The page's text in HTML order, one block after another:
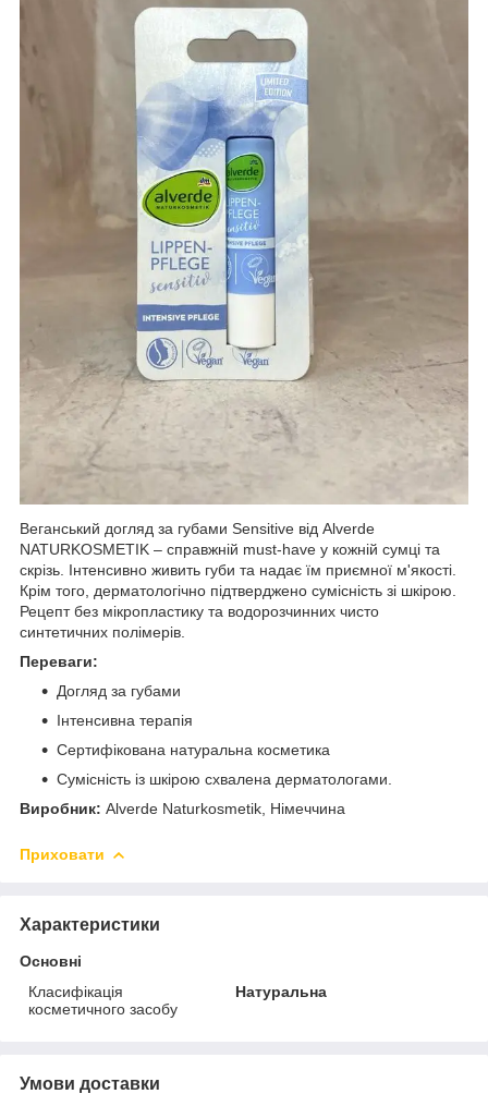
Веганський догляд за губами Sensitive від Alverde
NATURKOSMETIK – справжній must-have у кожній сумці та
скрізь. Інтенсивно живить губи та надає їм приємної м'якості.
Крім того, дерматологічно підтверджено сумісність зі шкірою.
Рецепт без мікропластику та водорозчинних чисто
синтетичних полімерів.
Переваги:
Догляд за губами
Інтенсивна терапія
Сертифікована натуральна косметика
Сумісність із шкірою схвалена дерматологами.
Виробник: Alverde Naturkosmetik, Німеччина
Приховати
Характеристики
Основні
Класифікація
косметичного засобу
Натуральна
Умови доставки